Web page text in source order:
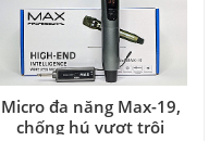
Micro đa năng Max-19,
chống hú vượt trội